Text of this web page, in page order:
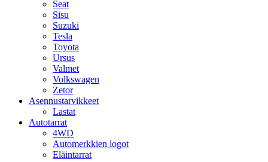
Seat
Sisu
Suzuki
Tesla
Toyota
Ursus
Valmet
Volkswagen
Zetor
Asennustarvikkeet
Lastat
Autotarrat
4WD
Automerkkien logot
Eläintarrat